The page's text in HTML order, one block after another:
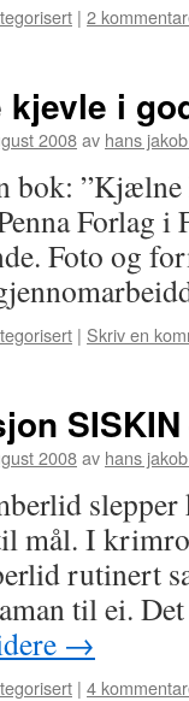
| 2
i
2008av hans
bok: ”Kjælne
Forlag
Foto og
| Skriv en
2008av hans
mål. I
rutinert
til ei.
→
| 4